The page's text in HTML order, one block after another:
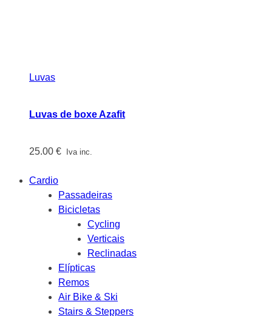
Luvas
Luvas de boxe Azafit
25.00 € Iva inc.
Cardio
Passadeiras
Bicicletas
Cycling
Verticais
Reclinadas
Elípticas
Remos
Air Bike & Ski
Stairs & Steppers